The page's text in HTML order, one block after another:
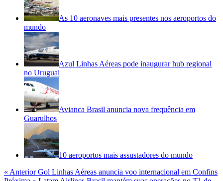
As 10 aeronaves mais presentes nos aeroportos do
mundo
Azul Linhas Aéreas pode inaugurar hub regional
no Uruguai
Avianca Brasil anuncia nova frequência em
Guarulhos
10 aeroportos mais assustadores do mundo
« AnteriorGol Linhas Aéreas anuncia voo internacional em Confins